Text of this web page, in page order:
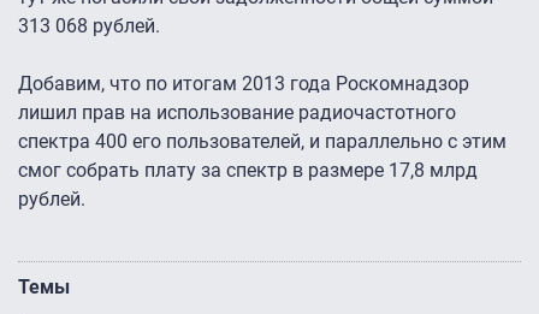
313 068 рублей.
Добавим, что по итогам 2013 года Роскомнадзор
лишил прав на использование радиочастотного
спектра 400 его пользователей, и параллельно с этим
смог собрать плату за спектр в размере 17,8 млрд
рублей.
Темы